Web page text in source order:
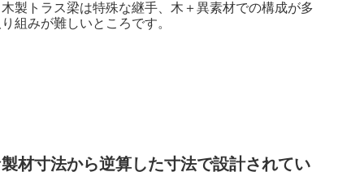
製トラス梁は特殊な継手、木＋異素材での構成が多
組みが難しいところです。
材寸法から逆算した寸法で設計されてい